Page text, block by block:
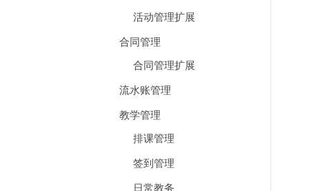
活动管理扩展
合同管理
合同管理扩展
流水账管理
教学管理
排课管理
签到管理
日常教务